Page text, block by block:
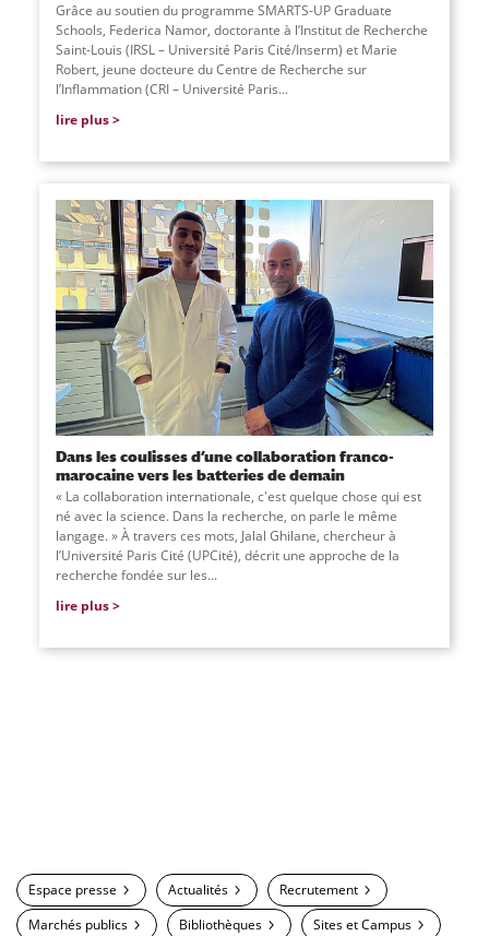
Grâce au soutien du programme SMARTS-UP Graduate
Schools, Federica Namor, doctorante à l’Institut de Recherche
Saint-Louis (IRSL – Université Paris Cité/Inserm) et Marie
Robert, jeune docteure du Centre de Recherche sur
l’Inflammation (CRI – Université Paris...
lire plus
Dans les coulisses d’une collaboration franco-
marocaine vers les batteries de demain
« La collaboration internationale, c'est quelque chose qui est
né avec la science. Dans la recherche, on parle le même
langage. » À travers ces mots, Jalal Ghilane, chercheur à
l’Université Paris Cité (UPCité), décrit une approche de la
recherche fondée sur les...
lire plus
Espace presse Actualités
Recrutement
Marchés publics
Bibliothèques Sites et Campus